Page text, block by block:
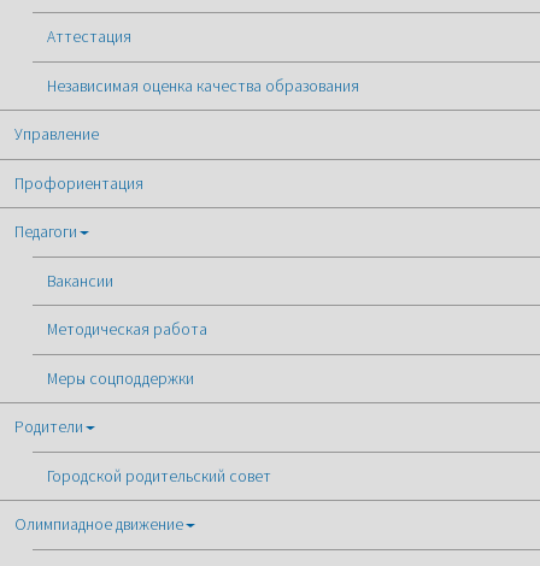
Аттестация
Независимая оценка качества образования
Управление
Профориентация
Педагоги
Вакансии
Методическая работа
Меры соцподдержки
Родители
Городской родительский совет
Олимпиадное движение